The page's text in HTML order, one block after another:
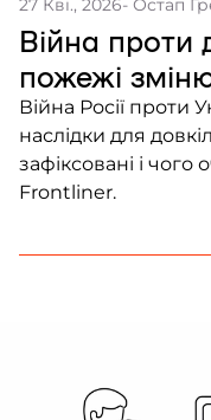
Війна проти
пожежі
Війна Росії проти
наслідки для
зафіксовані і чого
Frontliner.